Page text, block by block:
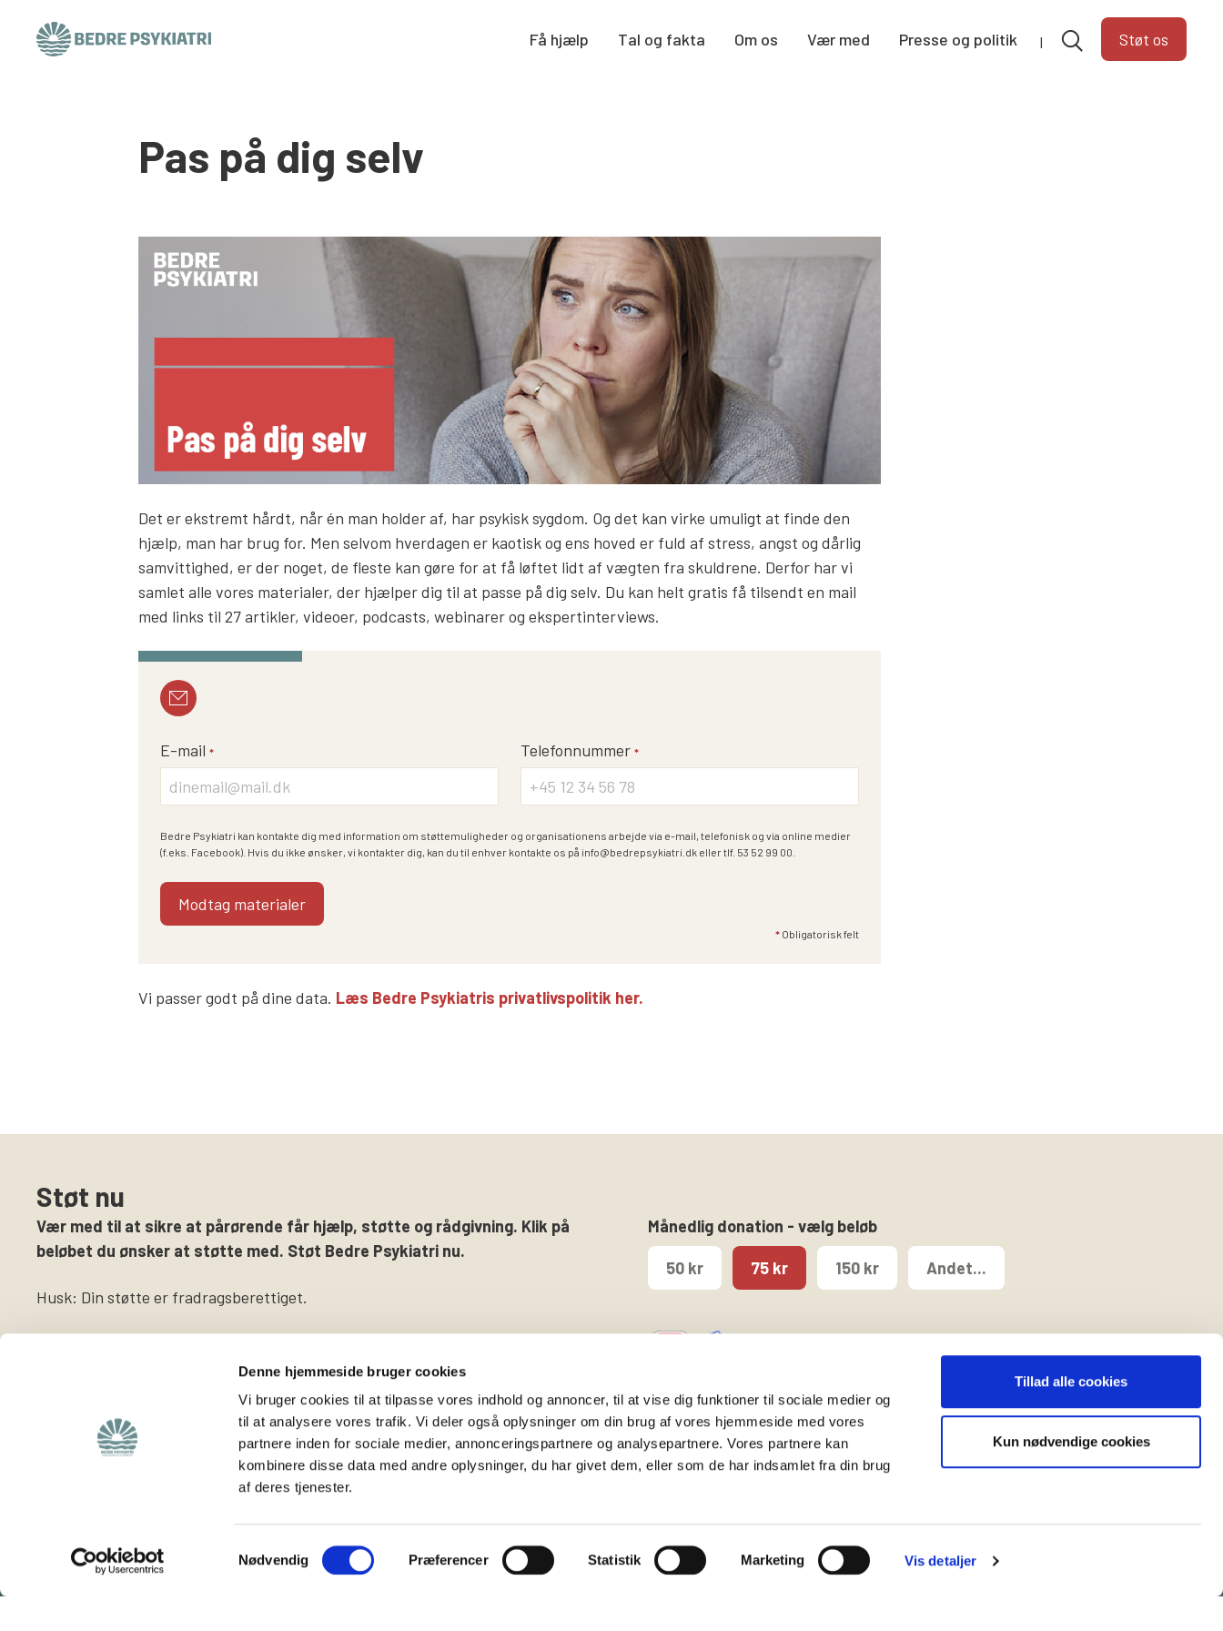
Denne hjemmeside bruger cookies
Vi bruger cookies til at tilpasse vores indhold og annoncer, til at vise dig funktioner til sociale medier og
til at analysere vores trafik. Vi deler også oplysninger om din brug af vores hjemmeside med vores
partnere inden for sociale medier, annonceringspartnere og analysepartnere. Vores partnere kan
kombinere disse data med andre oplysninger, du har givet dem, eller som de har indsamlet fra din brug
af deres tjenester.
Samtykkevalg
Nødvendig Præferencer Statistik Marketing Vis detaljer
Tillad alle cookies
Kun nødvendige cookies
Få hjælp Tal og fakta Om os Vær med Presse og politik Støt os
Pas på dig selv
Det er ekstremt hårdt, når én man holder af, har psykisk sygdom. Og det kan virke umuligt at finde den
hjælp, man har brug for. Men selvom hverdagen er kaotisk og ens hoved er fuld af stress, angst og dårlig
samvittighed, er der noget, de fleste kan gøre for at få løftet lidt af vægten fra skuldrene. Derfor har vi
samlet alle vores materialer, der hjælper dig til at passe på dig selv. Du kan helt gratis få tilsendt en mail
med links til 27 artikler, videoer, podcasts, webinarer og ekspertinterviews.
E-mail * Telefonnummer *
Bedre Psykiatri kan kontakte dig med information om støttemuligheder og organisationens arbejde via e-mail, telefonisk og via online medier
(f.eks. Facebook). Hvis du ikke ønsker, vi kontakter dig, kan du til enhver kontakte os på info@bedrepsykiatri.dk eller tlf. 53 52 99 00.
* Obligatorisk felt
Vi passer godt på dine data. Læs Bedre Psykiatris privatlivspolitik her.
Støt nu
Vær med til at sikre at pårørende får hjælp, støtte og rådgivning. Klik på
beløbet du ønsker at støtte med. Støt Bedre Psykiatri nu.
Husk: Din støtte er fradragsberettiget.
Månedlig donation - vælg beløb
50 kr 75 kr 150 kr Andet...
Hjemmeside for
frivillige
Støt os
Støt foreningen
Bliv medlem
Følg os på
Twitter
Instagram
Kontakt hovedkontoret
1457 København K
T. 53 52 99 00
info@bedrepsykiatri.dk